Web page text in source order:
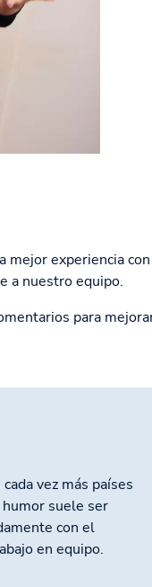
mejor experiencia con
a nuestro equipo.
para
vez más países
suele ser
con el
en equipo.